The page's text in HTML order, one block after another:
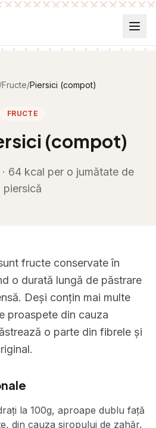
/Fructe/Piersici (compot)
FRUCTE
(compot)
64 kcal per o jumătate de
piersică
fructe conservate în
o durată lungă de păstrare
Deși conțin mai multe
proaspete din cauza
o parte din fibrele și
la 100g, aproape dublu față
din cauza siropului de zahăr.